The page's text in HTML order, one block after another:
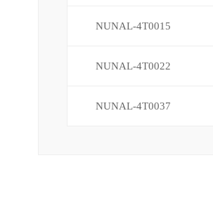
NUNAL-4T0015
NUNAL-4T0022
NUNAL-4T0037